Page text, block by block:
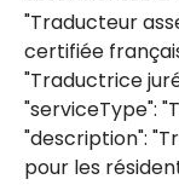
"Traducteur
certifiée
"Traductrice
"serviceType":
"description":
pour les